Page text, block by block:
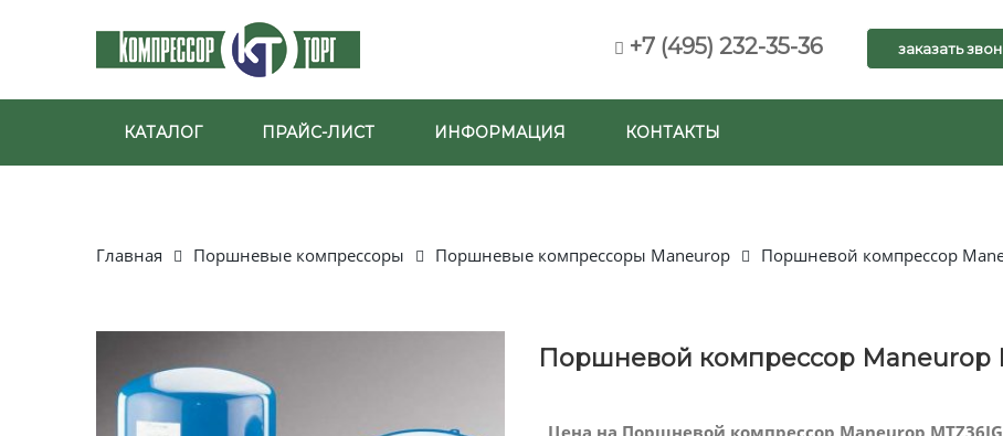
+7 (495) 232-35-36 заказать
КАТАЛОГ ПРАЙС-ЛИСТ ИНФОРМАЦИЯ КОНТАКТЫ
Главная Поршневые компрессоры Поршневые компрессоры Maneurop Поршневой компрессор
Поршневой компрессор Maneurop
Цена на Поршневой компрессор Maneurop